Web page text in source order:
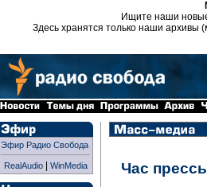
Ищите наши
Здесь хранятся только наши архивы
Эфир Радио Свобода
RealAudio| WinMedia
Час